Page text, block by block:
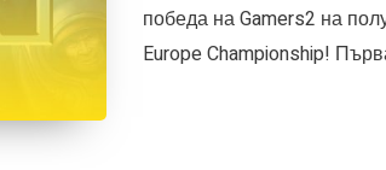
победа на Gamers2 на
Europe Championship!